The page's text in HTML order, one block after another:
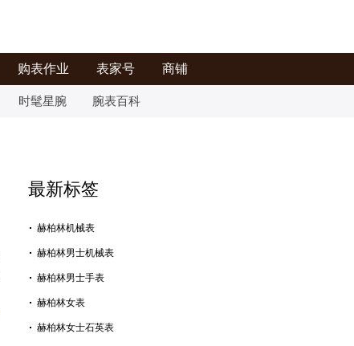
购表作业 表家号 商铺
时髦星腕 腕表百科
最新标签
赫柏林机械表
赫柏林男士机械表
赫柏林男士手表
赫柏林女表
赫柏林女士石英表